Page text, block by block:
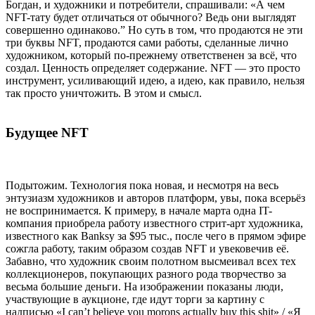
Богдан, и художники и потребители, спрашивали: «А чем
NFT-тату будет отличаться от обычного? Ведь они выглядят
совершенно одинаково.” Но суть в том, что продаются не эти
три буквы NFT, продаются сами работы, сделанные лично
художником, который по-прежнему ответственен за всё, что
создал. Ценность определяет содержание. NFT — это просто
инструмент, усиливающий идею, а идею, как правило, нельзя
так просто уничтожить. В этом и смысл.
Будущее NFT
Подытожим. Технология пока новая, и несмотря на весь
энтузиазм художников и авторов платформ, увы, пока всерьёз
не воспринимается. К примеру, в начале марта одна IT-
компания приобрела работу известного стрит-арт художника,
известного как Banksy за $95 тыс., после чего в прямом эфире
сожгла работу, таким образом создав NFT и увековечив её.
Забавно, что художник своим полотном высмеивал всех тех
коллекционеров, покупающих разного рода творчество за
весьма большие деньги. На изображении показаны люди,
участвующие в аукционе, где идут торги за картину с
надписью «I can’t believe you morons actually buy this shit» / «Я